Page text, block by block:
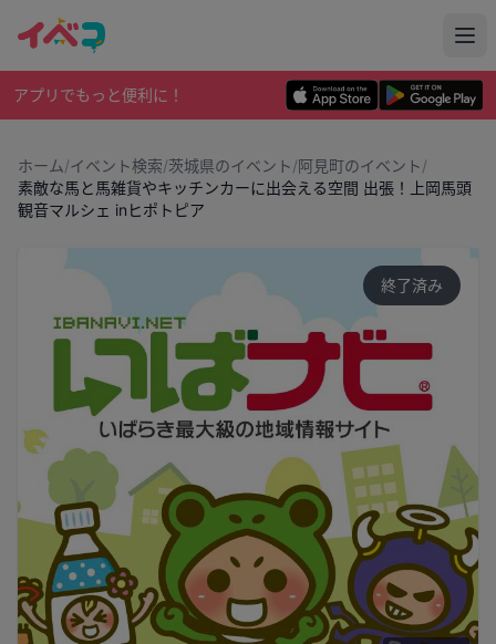
アプリでもっと便利に！
ホーム/イベント検索/茨城県のイベント/阿見町のイベント/
素敵な馬と馬雑貨やキッチンカーに出会える空間 出張！上岡馬頭
観音マルシェ inヒポトピア
終了済み